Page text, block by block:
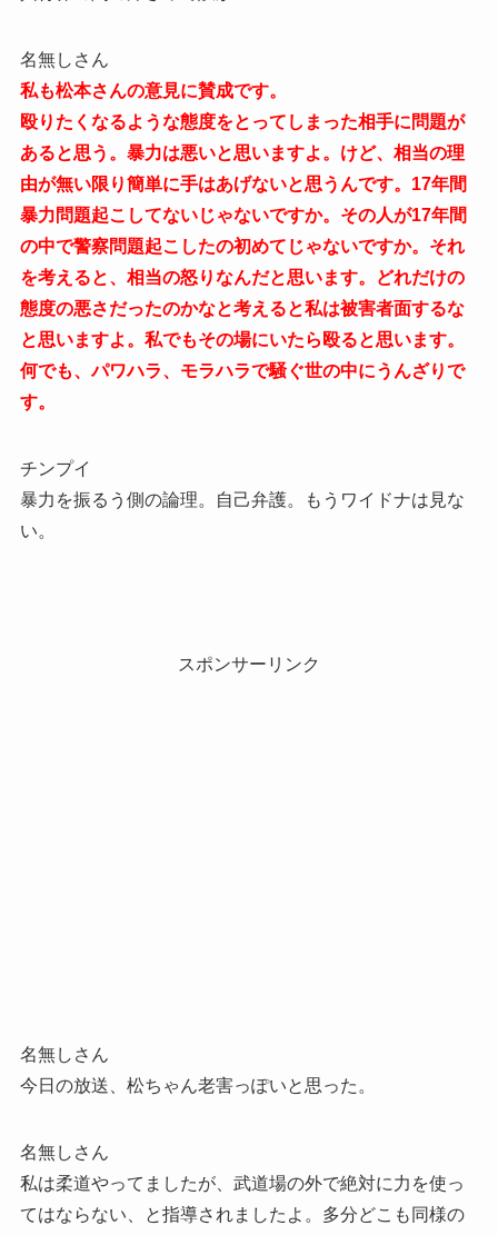
名無しさん
私も松本さんの意見に賛成です。
殴りたくなるような態度をとってしまった相手に問題が
あると思う。暴力は悪いと思いますよ。けど、相当の理
由が無い限り簡単に手はあげないと思うんです。17年間
暴力問題起こしてないじゃないですか。その人が17年間
の中で警察問題起こしたの初めてじゃないですか。それ
を考えると、相当の怒りなんだと思います。どれだけの
態度の悪さだったのかなと考えると私は被害者面するな
と思いますよ。私でもその場にいたら殴ると思います。
何でも、パワハラ、モラハラで騒ぐ世の中にうんざりで
す。
チンプイ
暴力を振るう側の論理。自己弁護。もうワイドナは見な
い。
スポンサーリンク
名無しさん
今日の放送、松ちゃん老害っぽいと思った。
名無しさん
私は柔道やってましたが、武道場の外で絶対に力を使っ
てはならない、と指導されましたよ。多分どこも同様の